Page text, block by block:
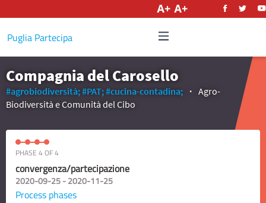
Puglia Partecipa
Compagnia del Carosello
#agrobiodiversità;#PAT;#cucina-contadina;
Agro-
Biodiversità e Comunità del Cibo
PHASE 4 OF 4
convergenza/partecipazione
2020-09-25 - 2020-11-25
Process phases